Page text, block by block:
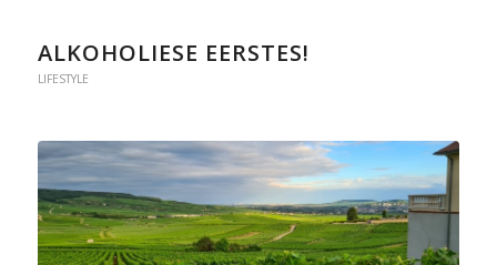
ALKOHOLIESE EERSTES!
LIFESTYLE